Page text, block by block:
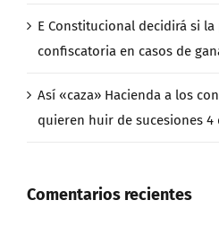
E Constitucional decidirá si
confiscatoria en casos de
Así «caza» Hacienda a los
quieren huir de sucesiones 4
Comentarios recientes